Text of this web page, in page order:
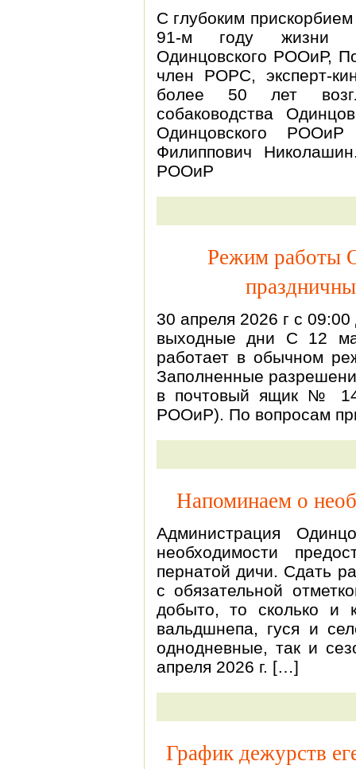
С глубоким
91-м году жизни
Одинцовского РООиР,
член РОРС, эксперт-
более 50 лет
собаководства
Одинцовского
Филиппович
РООиР
Режим работы
30 апреля 2026 г с
выходные дни С 12
работает в обычном
Заполненные
в почтовый ящик №
РООиР). По вопросам
Напоминаем о
Администрация
необходимости
пернатой дичи. Сдать
с обязательной
добыто, то сколько и
вальдшнепа, гуся и
однодневные, так и
апреля 2026 г. […]
График дежурств